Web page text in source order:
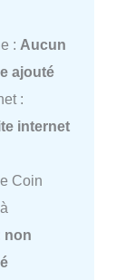
: Aucun
ajouté
:
internet
Coin
non